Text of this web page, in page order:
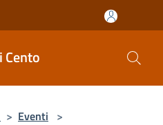
Cento
> Eventi >